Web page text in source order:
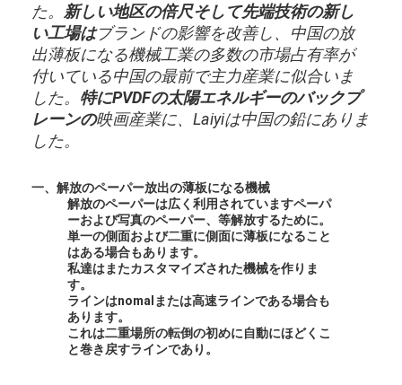
た。 新しい地区の倍尺そして先端技術の新し
い工場はブランドの影響を改善し、中国の放
出薄板になる機械工業の多数の市場占有率が
付いている中国の最前で主力産業に似合いま
した。 特にPVDFの太陽エネルギーのバックプ
レーンの映画産業に、Laiyiは中国の鉛にありま
した。
一、解放のペーパー放出の薄板になる機械
解放のペーパーは広く利用されていますペーパ
ーおよび写真のペーパー、等解放するために。
単一の側面および二重に側面に薄板になること
はある場合もあります。
私達はまたカスタマイズされた機械を作りま
す。
ラインはnomalまたは高速ラインである場合も
あります。
これは二重場所の転倒の初めに自動にほどくこ
と巻き戻すラインであり。